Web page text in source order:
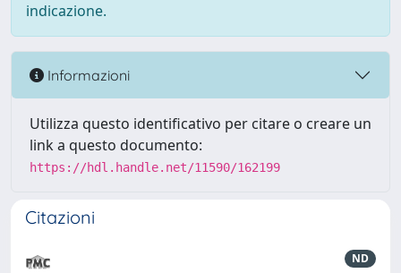
indicazione.
Informazioni
Utilizza questo identificativo per citare o creare un
link a questo documento:
https://hdl.handle.net/11590/162199
Citazioni
ND